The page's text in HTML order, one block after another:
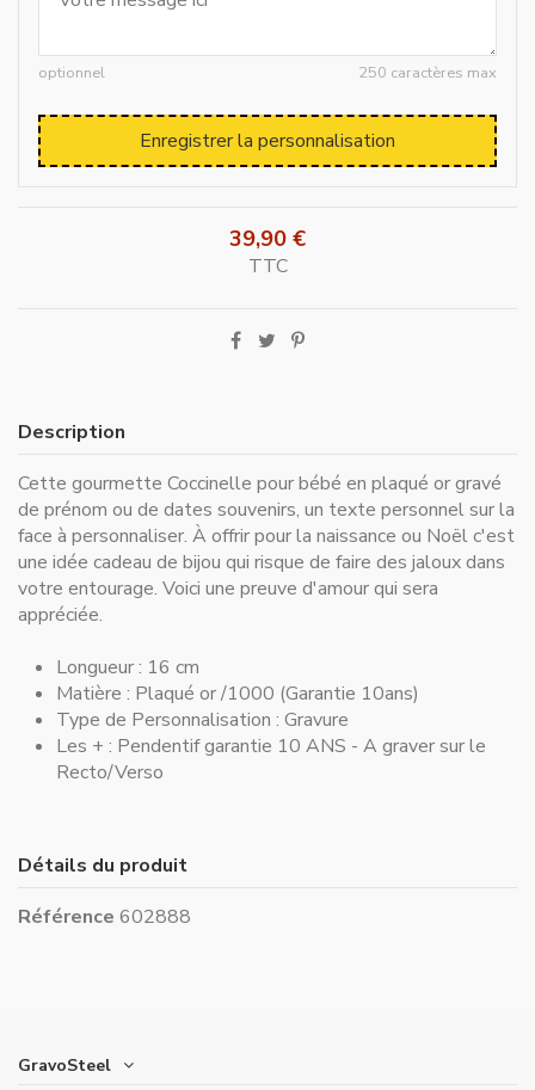
optionnel 250 caractères max
Enregistrer la personnalisation
39,90 €
TTC
Description
Cette gourmette Coccinelle pour bébé en plaqué or gravé
de prénom ou de dates souvenirs, un texte personnel sur la
face à personnaliser. À offrir pour la naissance ou Noël c'est
une idée cadeau de bijou qui risque de faire des jaloux dans
votre entourage. Voici une preuve d'amour qui sera
appréciée.
Longueur : 16 cm
Matière : Plaqué or /1000 (Garantie 10ans)
Type de Personnalisation : Gravure
Les + : Pendentif garantie 10 ANS - A graver sur le
Recto/Verso
Détails du produit
Référence 602888
GravoSteel